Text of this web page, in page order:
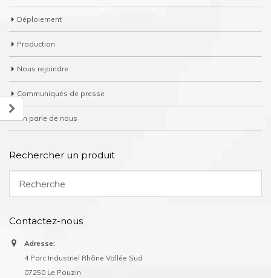
Déploiement
Production
Nous rejoindre
Communiqués de presse
On parle de nous
Rechercher un produit
Contactez-nous
Adresse:
4 Parc Industriel Rhône Vallée Sud
07250 Le Pouzin